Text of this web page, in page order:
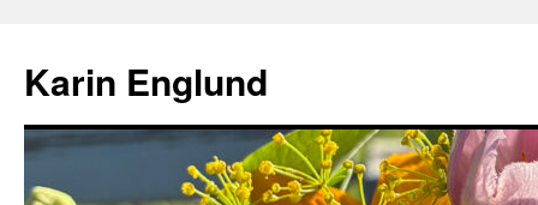
innehåll
Karin Englund